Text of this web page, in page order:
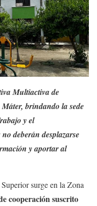
Multiactiva de
brindando la sede
y el
deberán desplazarse
y aportar al
surge en la Zona
cooperación suscrito